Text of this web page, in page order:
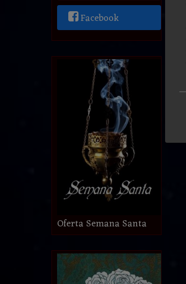
Facebook
Oferta Semana Santa